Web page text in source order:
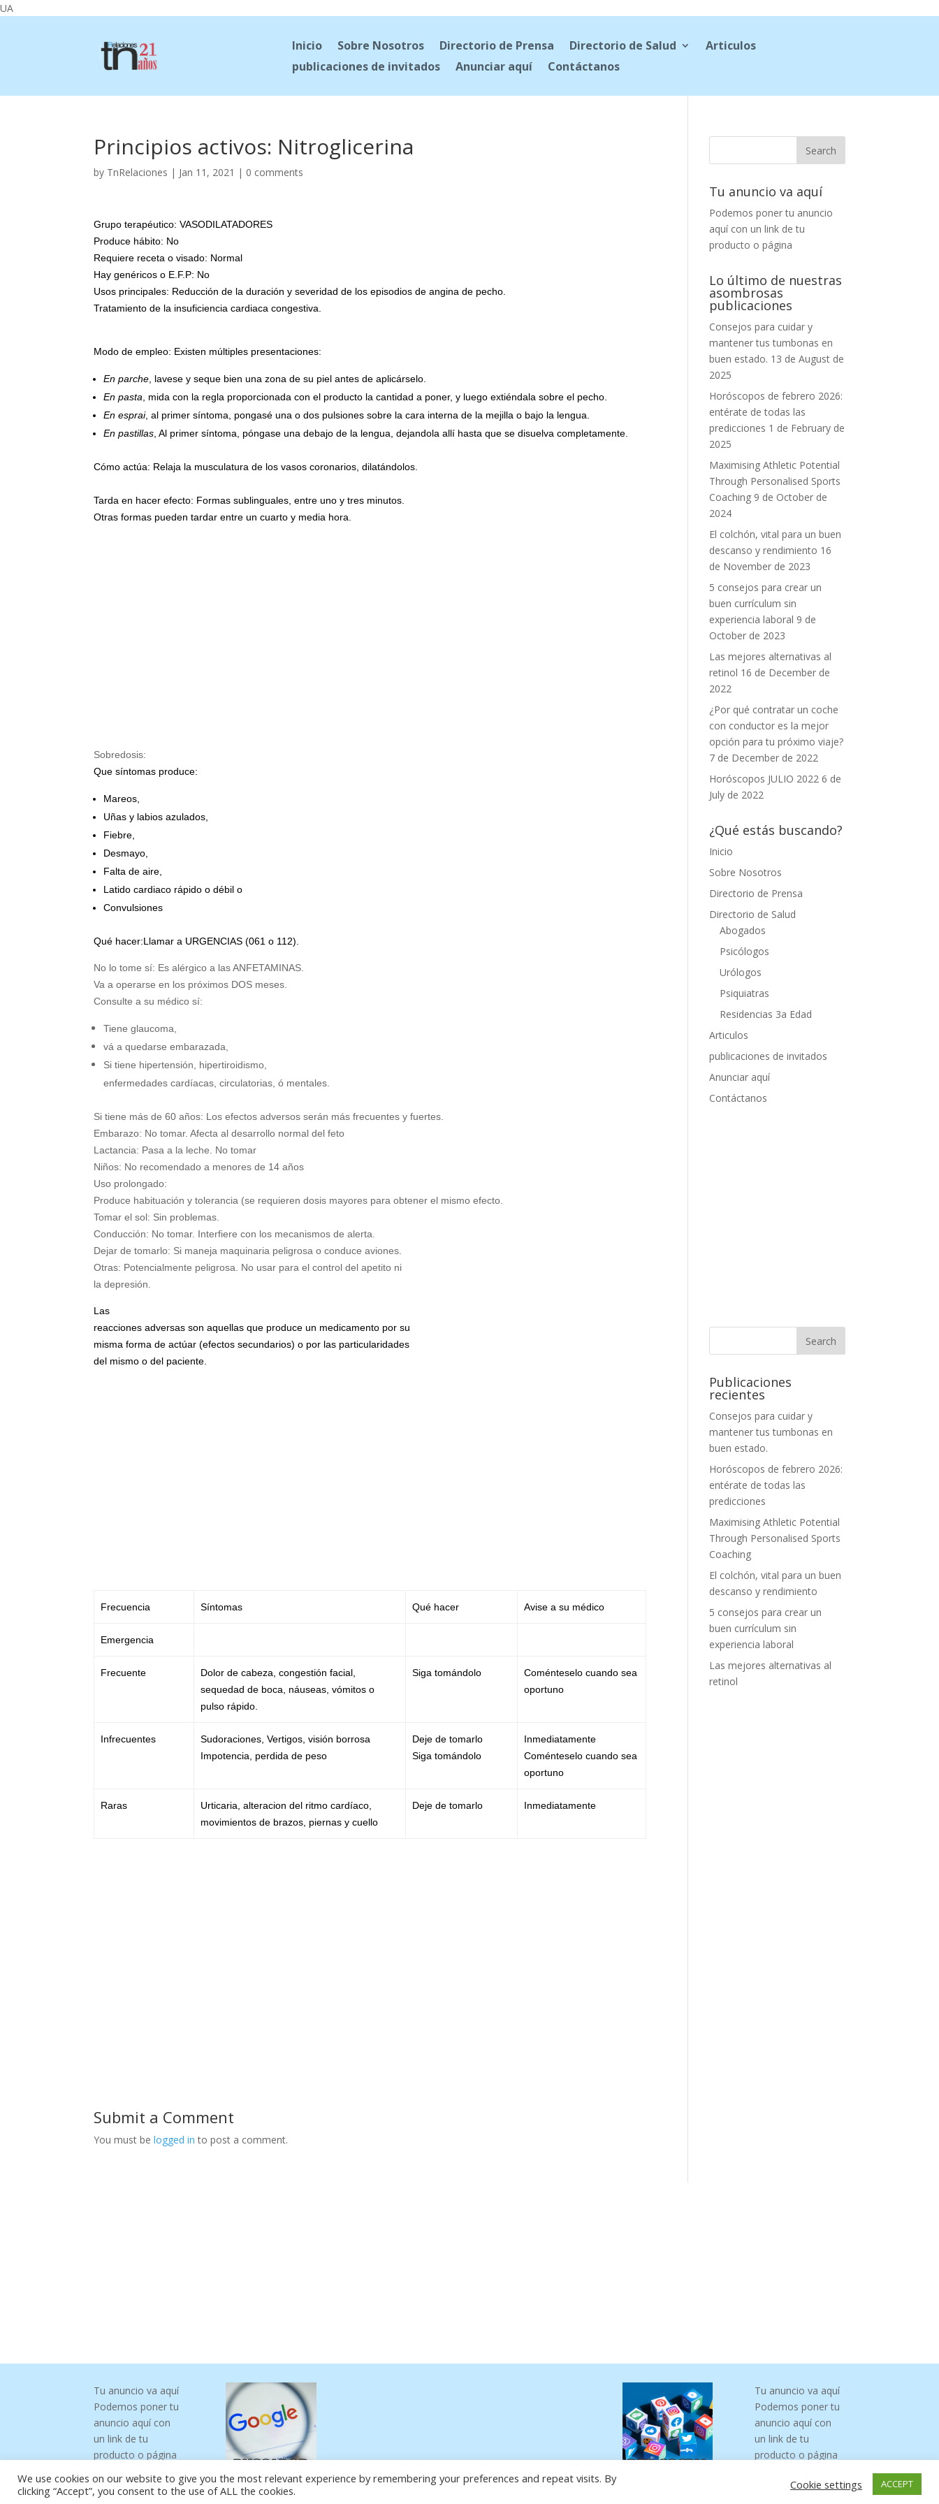
UA
Inicio Sobre Nosotros Directorio de Prensa Directorio de Salud
Articulos
publicaciones de invitados
Anunciar aquí Contáctanos
Principios activos: Nitroglicerina
by TnRelaciones | Jan 11, 2021 | 0 comments
Grupo terapéutico: VASODILATADORES
Produce hábito: No
Requiere receta o visado: Normal
Hay genéricos o E.F.P: No
Usos principales: Reducción de la duración y severidad de los episodios de angina de pecho.
Tratamiento de la insuficiencia cardiaca congestiva.
Modo de empleo: Existen múltiples presentaciones:
En parche , lavese y seque bien una zona de su piel antes de aplicárselo.
En pasta , mida con la regla proporcionada con el producto la cantidad a poner, y luego extiéndala sobre el pecho.
En esprai, al primer síntoma, pongasé una o dos pulsiones sobre la cara interna de la mejilla o bajo la lengua.
En pastillas , Al primer síntoma, póngase una debajo de la lengua, dejandola allí hasta que se disuelva completamente.
Cómo actúa: Relaja la musculatura de los vasos coronarios, dilatándolos.
Tarda en hacer efecto: Formas sublinguales, entre uno y tres minutos.
Otras formas pueden tardar entre un cuarto y media hora.
Sobredosis:
Que síntomas produce:
Mareos,
Uñas y labios azulados,
Fiebre,
Desmayo,
Falta de aire,
Latido cardiaco rápido o débil o
Convulsiones
Qué hacer:Llamar a URGENCIAS (061 o 112).
No lo tome sí: Es alérgico a las ANFETAMINAS.
Va a operarse en los próximos DOS meses.
Consulte a su médico sí:
Tiene glaucoma,
vá a quedarse embarazada,
Si tiene hipertensión, hipertiroidismo,
enfermedades cardíacas, circulatorias, ó mentales.
Si tiene más de 60 años: Los efectos adversos serán más frecuentes y fuertes.
Embarazo: No tomar. Afecta al desarrollo normal del feto
Lactancia: Pasa a la leche. No tomar
Niños: No recomendado a menores de 14 años
Uso prolongado:
Produce habituación y tolerancia (se requieren dosis mayores para obtener el mismo efecto.
Tomar el sol: Sin problemas.
Conducción: No tomar. Interfiere con los mecanismos de alerta.
Dejar de tomarlo: Si maneja maquinaria peligrosa o conduce aviones.
Otras: Potencialmente peligrosa. No usar para el control del apetito ni
la depresión.
Las
reacciones adversas son aquellas que produce un medicamento por su
misma forma de actúar (efectos secundarios) o por las particularidades
del mismo o del paciente.
Frecuencia Síntomas Qué hacer Avise a su médico
Emergencia
Frecuente
Dolor de cabeza, congestión facial,
sequedad de boca, náuseas, vómitos o
pulso rápido.
Siga tomándolo
Coménteselo cuando sea
oportuno
Infrecuentes
Sudoraciones, Vertigos, visión borrosa
Impotencia, perdida de peso
Deje de tomarlo
Siga tomándolo
Inmediatamente
Coménteselo cuando sea
oportuno
Raras
Urticaria, alteracion del ritmo cardíaco,
movimientos de brazos, piernas y cuello
Deje de tomarlo Inmediatamente
Submit a Comment
You must belogged in to post a comment.
Tu anuncio va aquí
Podemos poner tu anuncio
aquí con un link de tu
producto o página
Lo último de nuestras
asombrosas
publicaciones
Consejos para cuidar y
mantener tus tumbonas en
buen estado. 13 de August de
2025
Horóscopos de febrero 2026:
entérate de todas las
predicciones 1 de February de
2025
Maximising Athletic Potential
Through Personalised Sports
Coaching 9 de October de
2024
El colchón, vital para un buen
descanso y rendimiento 16
de November de 2023
5 consejos para crear un
buen currículum sin
experiencia laboral 9 de
October de 2023
Las mejores alternativas al
retinol 16 de December de
2022
¿Por qué contratar un coche
con conductor es la mejor
opción para tu próximo viaje?
7 de December de 2022
Horóscopos JULIO 2022 6 de
July de 2022
¿Qué estás buscando?
Inicio
Sobre Nosotros
Directorio de Prensa
Directorio de Salud
Abogados
Psicólogos
Urólogos
Psiquiatras
Residencias 3a Edad
Articulos
publicaciones de invitados
Anunciar aquí
Contáctanos
Publicaciones
recientes
Consejos para cuidar y
mantener tus tumbonas en
buen estado.
Horóscopos de febrero 2026:
entérate de todas las
predicciones
Maximising Athletic Potential
Through Personalised Sports
Coaching
El colchón, vital para un buen
descanso y rendimiento
5 consejos para crear un
buen currículum sin
experiencia laboral
Las mejores alternativas al
retinol
Tu anuncio va aquí
Podemos poner tu
anuncio aquí con
un link de tu
producto o página
Tu anuncio va aquí
Podemos poner tu
anuncio aquí con
un link de tu
producto o página
We use cookies on our website to give you the most relevant experience by remembering your preferences and repeat visits. By
clicking “Accept”, you consent to the use of ALL the cookies.
Cookie settings ACCEPT
https://analytics.google.com/analytics/web/?authuser=0#/a19873651w39653599p39359059/admin/integrations/adsense/editor/MELVhoLOS4O55HAh2VocUA